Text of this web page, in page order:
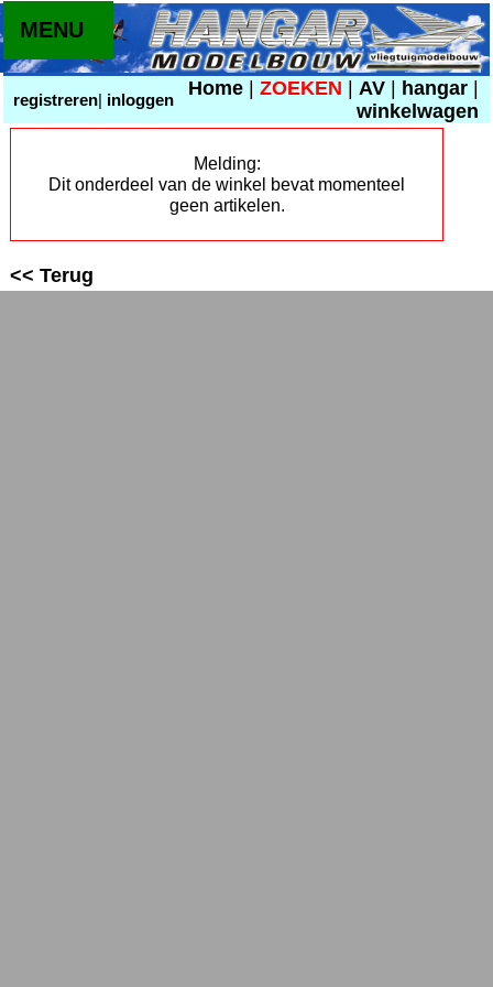
registreren| inloggen
Home ZOEKEN AV hangar
winkelwagen
MENU
Melding:
Dit onderdeel van de winkel bevat momenteel
geen artikelen.
<< Terug